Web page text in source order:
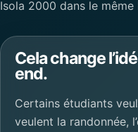
Isola 2000 dans le
Cela change
end.
Certains étudiants
veulent la randonnée,